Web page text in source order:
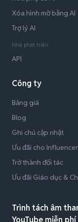
Xóa hình mờ bằng AI
Trợ lý AI
Nhà phát triển
API
Công ty
Bảng giá
Blog
Ghi chú cập nhật
Ưu đãi cho
Trở thành đối tác
Ưu đãi Giáo dục &
Trình tách âm
YouTube miễn phí